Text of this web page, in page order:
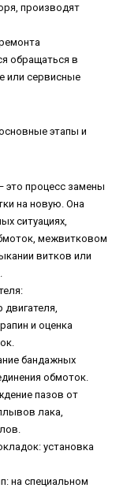
производят
обращаться в
или сервисные
этапы и
это процесс замены
на новую. Она
ситуациях,
межвитковом
витков или
и оценка
бандажных
обмоток.
пазов от
лака,
установка
на специальном